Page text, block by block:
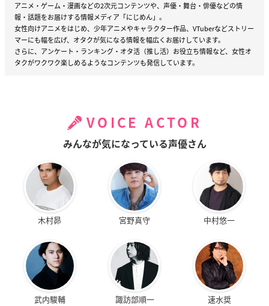
アニメ・ゲーム・漫画などの2次元コンテンツや、声優・舞台・俳優などの情
報・話題をお届けする情報メディア「にじめん」。
女性向けアニメをはじめ、少年アニメやキャラクター作品、VTuberなどストリー
マーにも幅を広げ、オタクが気になる情報を幅広くお届けしています。
さらに、アンケート・ランキング・オタ活（推し活）お役立ち情報など、女性オ
タクがワクワク楽しめるようなコンテンツも発信しています。
VOICE ACTOR
みんなが気になっている声優さん
木村昴 宮野真守 中村悠一
武内駿輔 諏訪部順一 速水奨